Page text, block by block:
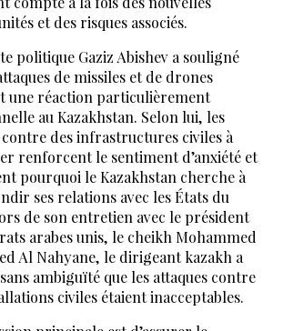
et des risques associés.
politique Gaziz Abishev a souligné
de missiles et de drones
une réaction particulièrement
au Kazakhstan. Selon lui, les
des infrastructures civiles à
renforcent le sentiment d’anxiété et
pourquoi le Kazakhstan cherche à
ses relations avec les États du
de son entretien avec le président
arabes unis, le cheikh Mohammed
Al Nahyane, le dirigeant kazakh a
ambiguïté que les attaques contre
civiles étaient inacceptables.